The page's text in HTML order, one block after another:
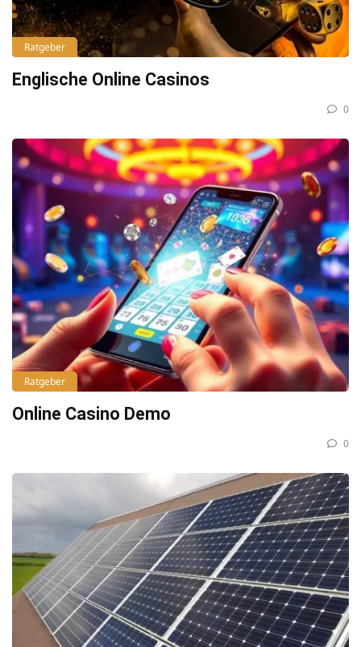
Ratgeber
Englische Online Casinos
0
Ratgeber
Online Casino Demo
0